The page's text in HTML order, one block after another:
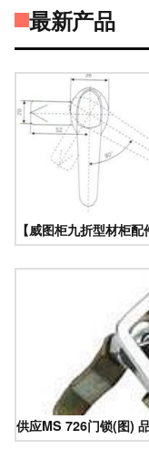
最新产品
【威图柜九折型材柜
供应MS 726门锁(图)